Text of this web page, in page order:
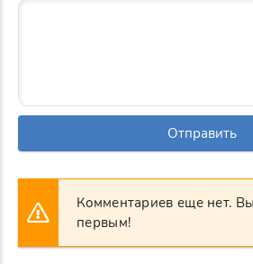
Отправить
Комментариев еще нет.
первым!